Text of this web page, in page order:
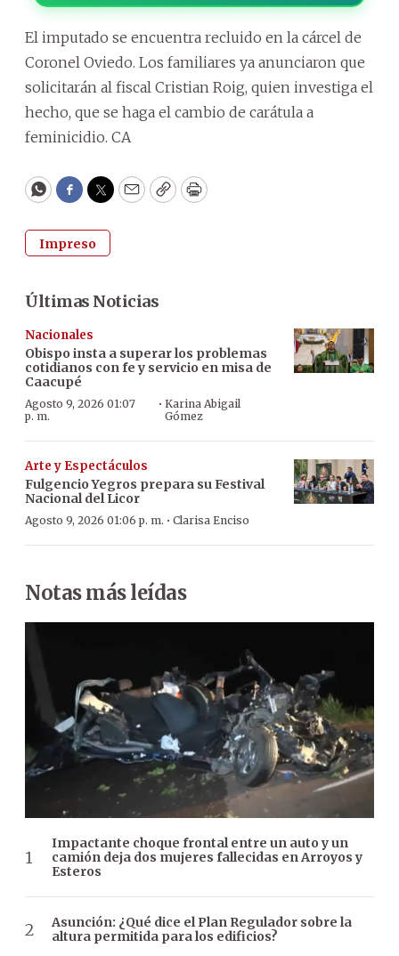
El imputado se encuentra recluido en la cárcel de
Coronel Oviedo. Los familiares ya anunciaron que
solicitarán al fiscal Cristian Roig, quien investiga el
hecho, que se haga el cambio de carátula a
feminicidio. CA
WhatsApp
Facebook
Twitter
EmailCopyPrint
Impreso
Últimas Noticias
Nacionales
Obispo insta a superar los problemas
cotidianos con fe y servicio en misa de
Caacupé
Agosto 9, 2026 01:07
p. m.
·Karina Abigail
Gómez
Arte y Espectáculos
Fulgencio Yegros prepara su Festival
Nacional del Licor
Agosto 9, 2026 01:06 p. m. · Clarisa Enciso
Notas más leídas
Impactante choque frontal entre un auto y un
camión deja dos mujeres fallecidas en Arroyos y
Esteros
Asunción: ¿Qué dice el Plan Regulador sobre la
altura permitida para los edificios?